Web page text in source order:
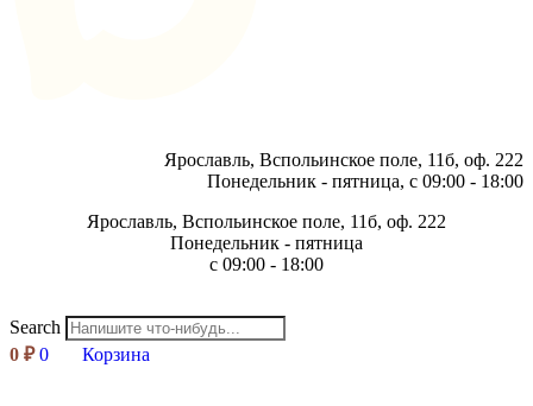
Ярославль, Вспольинское поле, 11б, оф. 222
Понедельник - пятница, с 09:00 - 18:00
Ярославль, Вспольинское поле, 11б, оф. 222
Понедельник - пятница
с 09:00 - 18:00
Search
0 ₽ 0 Корзина